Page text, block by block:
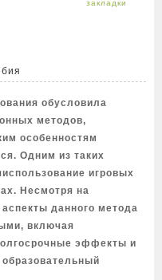
обусловила
методов,
особенностям
Одним из таких
игровых
Несмотря на
данного метода
включая
эффекты и